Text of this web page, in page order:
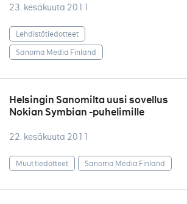
23. kesäkuuta 2011
Lehdistötiedotteet
Sanoma Media Finland
Helsingin Sanomilta uusi sovellus
Nokian Symbian -puhelimille
22. kesäkuuta 2011
Muut tiedotteet Sanoma Media Finland